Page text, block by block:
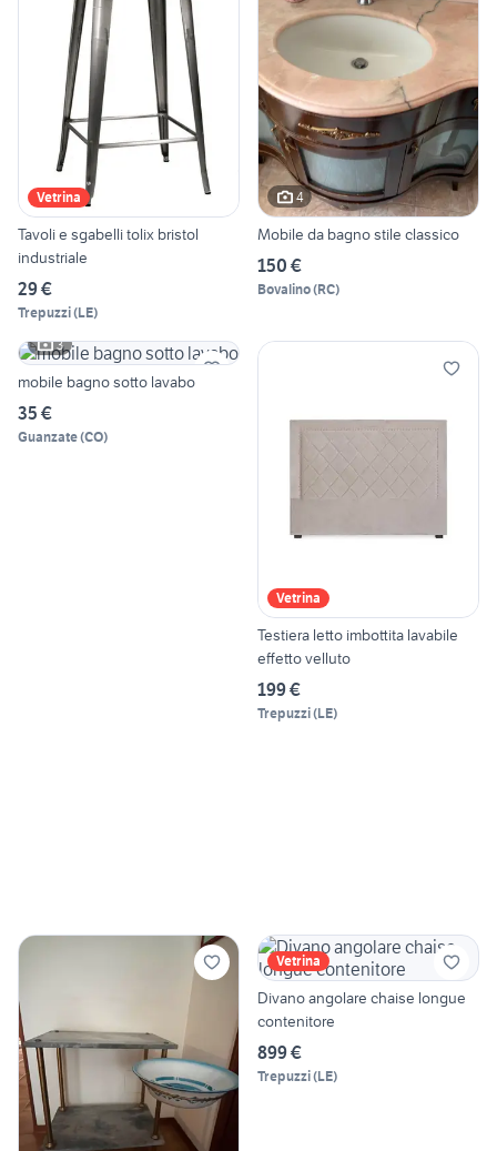
Vetrina
Tavoli e sgabelli tolix bristol
industriale
29 €
Trepuzzi(LE)
4
Mobile da bagno stile classico
150 €
Bovalino(RC)
3
mobile bagno sotto lavabo
35 €
Guanzate(CO)
Vetrina
Testiera letto imbottita lavabile
effetto velluto
199 €
Trepuzzi(LE)
Vetrina
Divano angolare chaise longue
contenitore
899 €
Trepuzzi(LE)